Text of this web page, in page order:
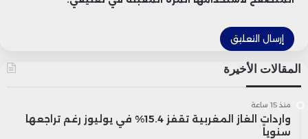
المقالات الأخيرة
منذ 15 ساعة
واردات الغاز المغربية تقفز 15.4% في يوليوز رغم تراجعها
سنوياً